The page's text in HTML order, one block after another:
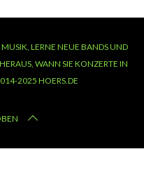
LERNE NEUE BANDS UND
WANN SIE KONZERTE IN
2025 HOERS.DE